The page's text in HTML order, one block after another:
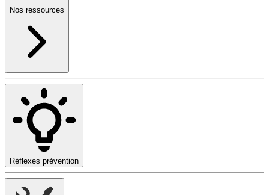
Nos ressources
Réflexes prévention